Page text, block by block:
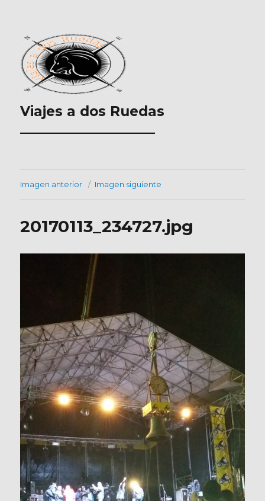
Viajes a dos Ruedas
___________________
Imagen anterior Imagen siguiente
20170113_234727.jpg